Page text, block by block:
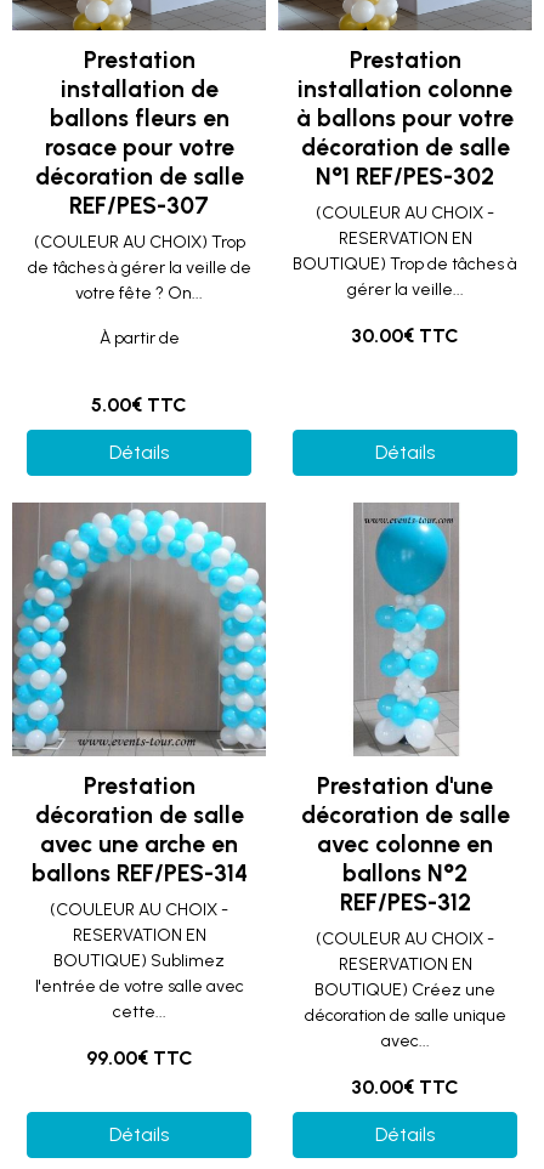
Prestation
installation de
ballons fleurs en
rosace pour votre
décoration de salle
REF/PES-307
(COULEUR AU CHOIX) Trop
de tâches à gérer la veille de
votre fête ? On...
À partir de
5.00€ TTC
Détails
Prestation
installation colonne
à ballons pour votre
décoration de salle
N°1 REF/PES-302
(COULEUR AU CHOIX -
RESERVATION EN
BOUTIQUE) Trop de tâches à
gérer la veille...
30.00€ TTC
Détails
Prestation
décoration de salle
avec une arche en
ballons REF/PES-314
(COULEUR AU CHOIX -
RESERVATION EN
BOUTIQUE) Sublimez
l'entrée de votre salle avec
cette...
99.00€ TTC
Détails
Prestation d'une
décoration de salle
avec colonne en
ballons N°2
REF/PES-312
(COULEUR AU CHOIX -
RESERVATION EN
BOUTIQUE) Créez une
décoration de salle unique
avec...
30.00€ TTC
Détails